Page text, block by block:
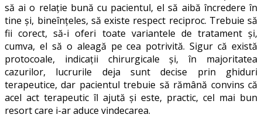
să ai o relație bună cu pacientul, el să aibă încredere în
tine și, bineînțeles, să existe respect reciproc. Trebuie să
fii corect, să-i oferi toate variantele de tratament și,
cumva, el să o aleagă pe cea potrivită. Sigur că există
protocoale, indicații chirurgicale și, în majoritatea
cazurilor, lucrurile deja sunt decise prin ghiduri
terapeutice, dar pacientul trebuie să rămână convins că
acel act terapeutic îl ajută și este, practic, cel mai bun
resort care i-ar aduce vindecarea.